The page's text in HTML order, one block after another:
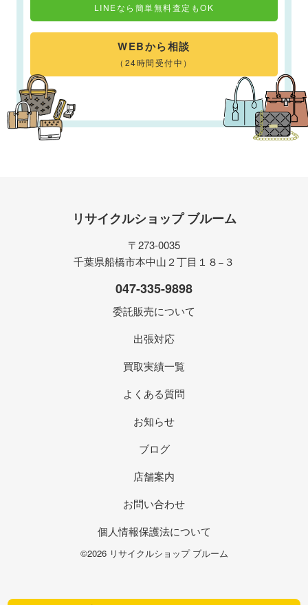
LINEなら簡単無料査定もOK
WEBから相談
（24時間受付中）
リサイクルショップ ブルーム
〒273-0035
千葉県船橋市本中山２丁目１８−３
047-335-9898
委託販売について
出張対応
買取実績一覧
よくある質問
お知らせ
ブログ
店舗案内
お問い合わせ
個人情報保護法について
©2026 リサイクルショップ ブルーム